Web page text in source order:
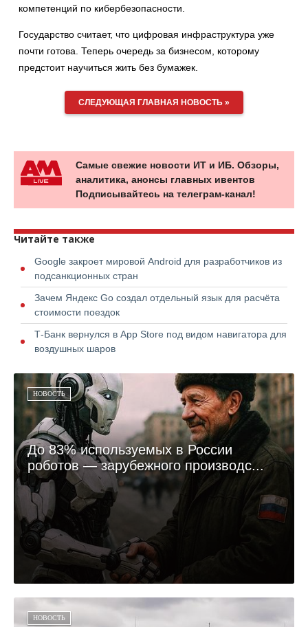
компетенций по кибербезопасности.
Государство считает, что цифровая инфраструктура уже
почти готова. Теперь очередь за бизнесом, которому
предстоит научиться жить без бумажек.
СЛЕДУЮЩАЯ ГЛАВНАЯ НОВОСТЬ »
Самые свежие новости ИТ и ИБ. Обзоры,
аналитика, анонсы главных ивентов
Подписывайтесь на телеграм-канал!
Читайте также
Google закроет мировой Android для разработчиков из
подсанкционных стран
Зачем Яндекс Go создал отдельный язык для расчёта
стоимости поездок
Т-Банк вернулся в App Store под видом навигатора для
воздушных шаров
НОВОСТЬ
До 83% используемых в России
роботов — зарубежного производс...
НОВОСТЬ